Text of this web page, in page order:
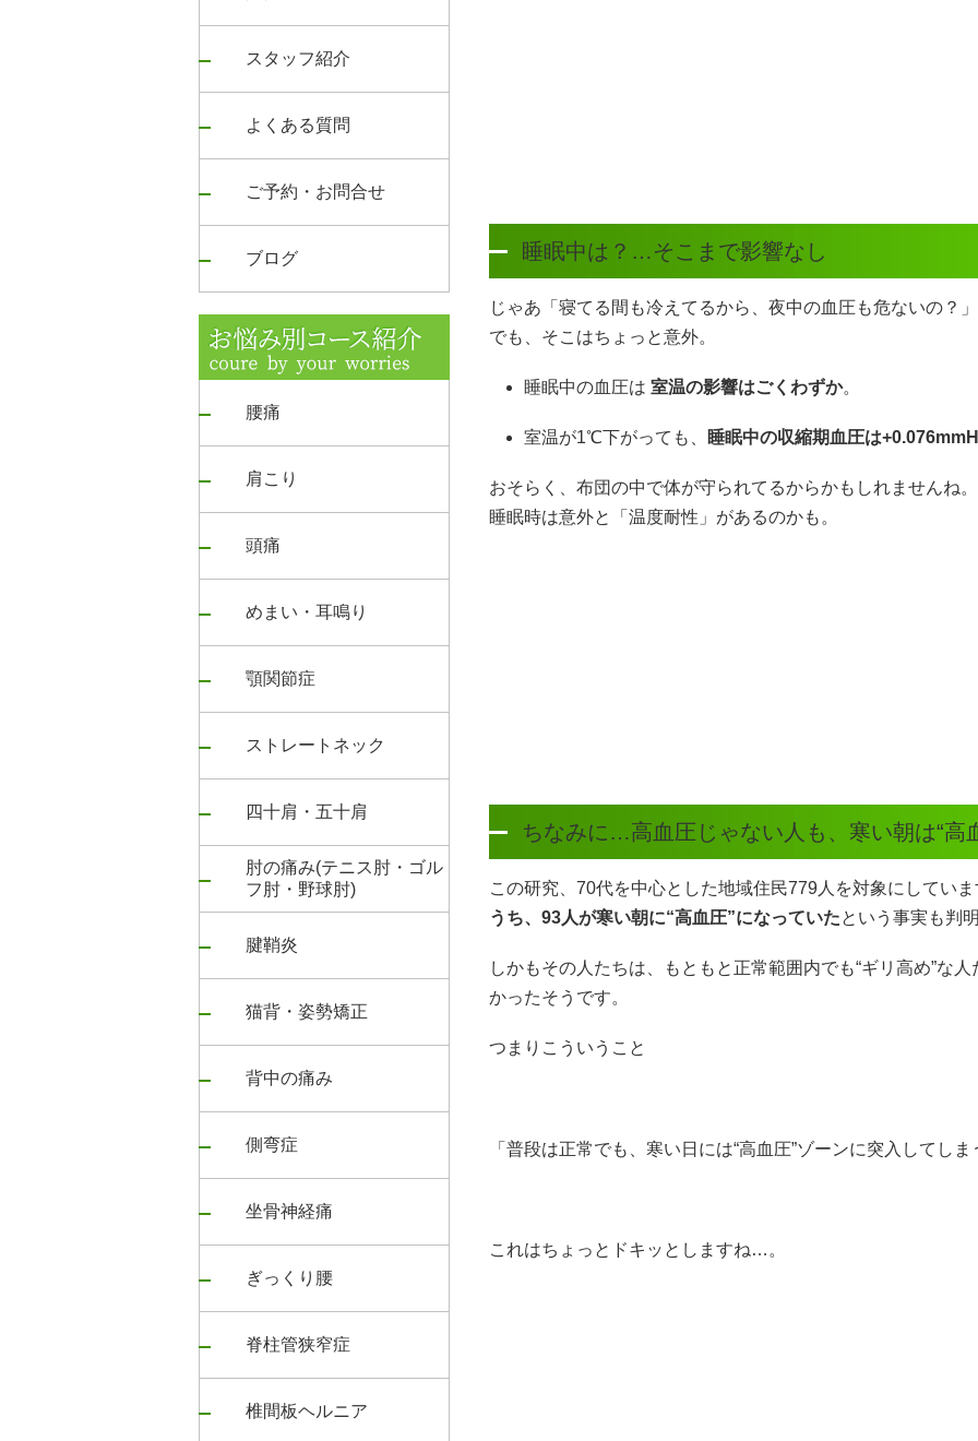
スタッフ紹介
よくある質問
ご予約・お問合せ
ブログ
腰痛
肩こり
頭痛
めまい・耳鳴り
顎関節症
ストレートネック
四十肩・五十肩
肘の痛み(テニス肘・ゴル
フ肘・野球肘)
腱鞘炎
猫背・姿勢矯正
背中の痛み
側弯症
坐骨神経痛
ぎっくり腰
脊柱管狭窄症
椎間板ヘルニア
睡眠中は？…そこまで影響なし
じゃあ「寝てる間も冷えてるから、夜中の血圧も危ないの？
でも、そこはちょっと意外。
睡眠中の血圧は 室温の影響はごくわずか。
室温が1℃下がっても、 睡眠中の収縮期血圧は
おそらく、布団の中で体が守られてるからかもしれませんね。
睡眠時は意外と「温度耐性」があるのかも。
ちなみに…高血圧じゃない人も、寒い朝は“高
この研究、70代を中心とした地域住民779人を対象にしてい
うち、93人が寒い朝に“高血圧”になっていたという事実も判
しかもその人たちは、もともと正常範囲内でも“ギリ高め”な
かったそうです。
つまりこういうこと
「普段は正常でも、寒い日には“高血圧”ゾーンに突入してしま
これはちょっとドキッとしますね…。